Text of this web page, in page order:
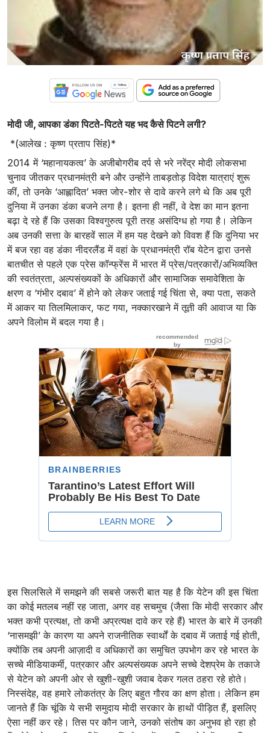
मोदी जी, आपका डंका पिटते-पिटते यह भद कैसे पिटने लगी?
*(आलेख : कृष्ण प्रताप सिंह)*
2014 में ‘महानायकत्व’ के अजीबोगरीब दर्प से भरे नरेंद्र मोदी लोकसभा
चुनाव जीतकर प्रधानमंत्री बने और उन्होंने ताबड़तोड़ विदेश यात्राएं शुरू
कीं, तो उनके ‘आह्लादित’ भक्त जोर-शोर से दावे करने लगे थे कि अब पूरी
दुनिया में उनका डंका बजने लगा है। इतना ही नहीं, वे देश का मान इतना
बढ़ा दे रहे हैं कि उसका विश्वगुरुत्व पूरी तरह असंदिग्ध हो गया है। लेकिन
अब उनकी सत्ता के बारहवें साल में हम यह देखने को विवश हैं कि दुनिया भर
में बज रहा वह डंका नीदरलैंड में वहां के प्रधानमंत्री रॉब येटेन द्वारा उनसे
बातचीत से पहले एक प्रेस कॉन्फ्रेंस में भारत में प्रेस/पत्रकारों/अभिव्यक्ति
की स्वतंत्रता, अल्पसंख्यकों के अधिकारों और सामाजिक समावेशिता के
क्षरण व ‘गंभीर दबाव’ में होने को लेकर जताई गई चिंता से, क्या पता, सकते
में आकर या तिलमिलाकर, फट गया, नक्कारखाने में तूती की आवाज या कि
अपने विलोम में बदल गया है।
इस सिलसिले में समझने की सबसे जरूरी बात यह है कि येटेन की इस चिंता
का कोई मतलब नहीं रह जाता, अगर वह सचमुच (जैसा कि मोदी सरकार और
भक्त कभी प्रत्यक्ष, तो कभी अप्रत्यक्ष दावे कर रहे हैं) भारत के बारे में उनकी
‘नासमझी’ के कारण या अपने राजनीतिक स्वार्थों के दबाव में जताई गई होती,
क्योंकि तब अपनी आज़ादी व अधिकारों का समुचित उपभोग कर रहे भारत के
सच्चे मीडियाकर्मी, पत्रकार और अल्पसंख्यक अपने सच्चे देशप्रेम के तकाजे
से येटेन को अपनी ओर से खुशी-खुशी जवाब देकर गलत ठहरा रहे होते।
निस्संदेह, वह हमारे लोकतंत्र के लिए बहुत गौरव का क्षण होता। लेकिन हम
जानते हैं कि चूंकि ये सभी समुदाय मोदी सरकार के हाथों पीड़ित हैं, इसलिए
ऐसा नहीं कर रहे। तिस पर कौन जाने, उनको संतोष का अनुभव हो रहा हो